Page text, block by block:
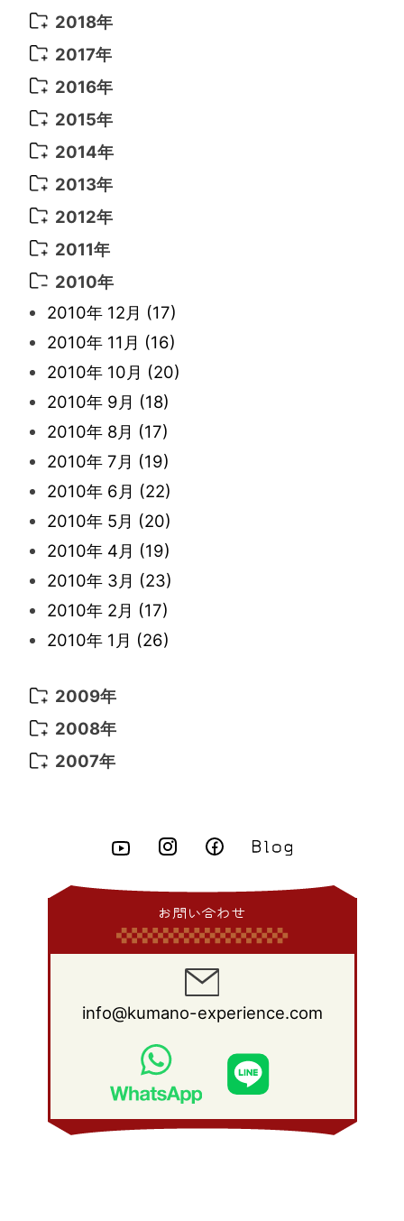
2022年 7月
2022年 6月
2022年 4月
2022年 3月
2022年 2月
2022年 1月
2021年 10月
2021年 9月
2021年 8月
2021年 6月
2021年 5月
2021年 4月
2021年 3月
2021年 2月
2021年 1月
2020年 7月
2020年 6月
2020年 4月
2020年 3月
2019年 8月
2019年 7月
2019年 6月
2019年 3月
2019年 1月
2018年
2018年 5月
2018年 3月
2017年
2017年 7月
2017年 6月
2017年 5月
2016年
2016年 5月
2016年 4月
2016年 3月
2016年 2月
2016年 1月
2015年
2015年 12月
2015年 11月
2015年 10月
2015年 9月
2015年 8月
2015年 6月
2015年 5月
2015年 4月
2015年 3月
2015年 2月
2015年 1月
2014年
2014年 12月
2014年 11月
2014年 10月
2014年 9月
2014年 8月(6)
2014年 7月 (16)
2014年 6月(23)
2014年 5月 (14)
2014年 4月 (8)
2014年 3月 (6)
2014年 2月 (9)
2014年 1月 (9)
2013年
2013年 12月
2013年 11月
2013年 10月
2013年 9月 (9)
2013年 8月 (11)
2013年 7月(13)
2013年 6月 (10)
2013年 5月 (11)
2013年 4月 (11)
2013年 3月 (9)
2013年 2月 (17)
2013年 1月 (8)
2012年
2012年 12月
2012年 11月
2012年 10月 (20)
2012年 9月 (10)
2012年 8月(15)
2012年 7月 (14)
2012年 6月 (18)
2012年 5月 (12)
2012年 4月 (11)
2012年 3月 (15)
2012年 2月 (17)
2012年 1月 (25)
2011年
2011年 12月
2011年 11月 (17)
2011年 10月 (25)
2011年 9月(13)
2011年 8月 (21)
2011年 7月 (18)
2011年 6月 (15)
2011年 5月 (14)
2011年 4月 (14)
2011年 3月 (12)
2011年 2月 (12)
2011年 1月 (15)
2010年
2010年 12月 (17)
2010年 11月 (16)
2010年 10月 (20)
2010年 9月 (18)
2010年 8月 (17)
2010年 7月 (19)
2010年 6月 (22)
2010年 5月 (20)
2010年 4月 (19)
2010年 3月 (23)
2010年 2月 (17)
2010年 1月 (26)
2009年
2009年 12月
2009年 11月
2009年 8月
(25)
(22)
2009年 5月(26)
2009年 2月(20)
(19)
2008年
2008年 12月
2008年 9月
(27)
(22)
2008年 6月(25)
2008年 3月
(20)
2008年 1月(21)
2007年
お問い合わせ
info@kumano-experience.com